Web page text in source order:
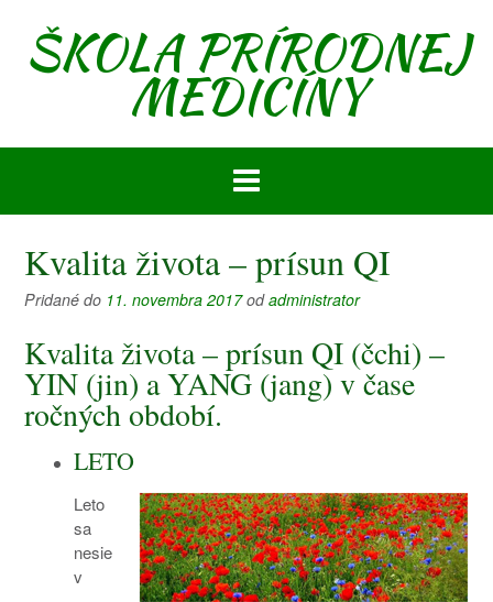
obsahŠKOLA PRÍRODNEJ
MEDICÍNY
Kvalita života – prísun QI
Pridané do 11. novembra 2017odadministrator
Kvalita života – prísun QI (čchi) –
YIN (jin) a YANG (jang) v čase
ročných období.
LETO
Leto
sa
nesie
v